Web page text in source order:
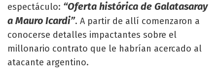
espectáculo: “Oferta histórica de Galatasaray
a Mauro Icardi”. A partir de allí comenzaron a
conocerse detalles impactantes sobre el
millonario contrato que le habrían acercado al
atacante argentino.